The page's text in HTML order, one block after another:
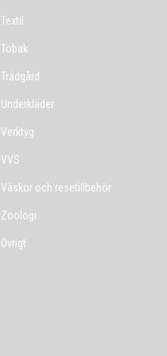
Textil
Tobak
Trädgård
Underkläder
Verktyg
VVS
Väskor och resetillbehör
Zoologi
Övrigt